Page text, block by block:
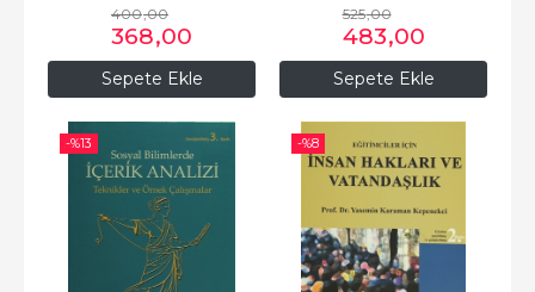
Sepete Ekle
400,00
368,00
Sepete Ekle
Kitaplar
525,00
483,00
-%13 -%8